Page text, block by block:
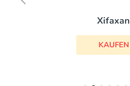
Xifaxan
KAUFEN